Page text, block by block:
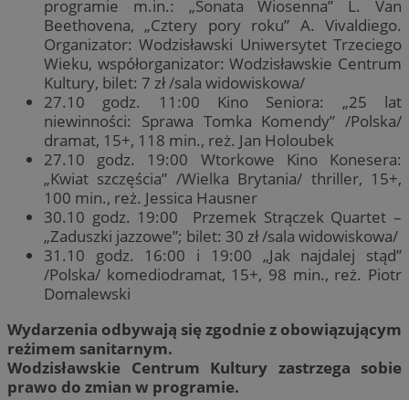
programie m.in.: „Sonata Wiosenna” L. Van
Beethovena, „Cztery pory roku” A. Vivaldiego.
Organizator: Wodzisławski Uniwersytet Trzeciego
Wieku, współorganizator: Wodzisławskie Centrum
Kultury, bilet: 7 zł /sala widowiskowa/
27.10 godz. 11:00 Kino Seniora: „25 lat
niewinności: Sprawa Tomka Komendy” /Polska/
dramat, 15+, 118 min., reż. Jan Holoubek
27.10 godz. 19:00 Wtorkowe Kino Konesera:
„Kwiat szczęścia” /Wielka Brytania/ thriller, 15+,
100 min., reż. Jessica Hausner
30.10 godz. 19:00 Przemek Strączek Quartet –
„Zaduszki jazzowe”; bilet: 30 zł /sala widowiskowa/
31.10 godz. 16:00 i 19:00 „Jak najdalej stąd”
/Polska/ komediodramat, 15+, 98 min., reż. Piotr
Domalewski
Wydarzenia odbywają się zgodnie z obowiązującym
reżimem sanitarnym.
Wodzisławskie Centrum Kultury zastrzega sobie
prawo do zmian w programie.